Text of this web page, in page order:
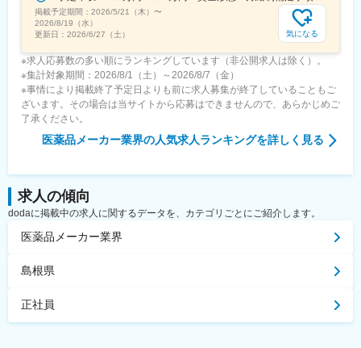
掲載予定期間： 2026/5/21（木） 〜
2026/8/19（水）
更新日： 2026/6/27（土） 気になる
※求人応募数の多い順にランキングしています（非公開求人は除く）。
※集計対象期間：2026/8/1（土）～2026/8/7（金）
※事情により掲載終了予定日よりも前に求人募集が終了していることもご
ざいます。その場合は当サイトから応募はできませんので、あらかじめご
了承ください。
医薬品メーカー業界の人気求人ランキングを詳しく見る
求人の傾向
dodaに掲載中の求人に関するデータを、カテゴリごとにご紹介します。
医薬品メーカー業界
島根県
正社員